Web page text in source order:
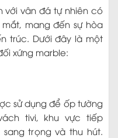
với vân đá tự nhiên có
mang đến sự hòa
trúc. Dưới đây là một
xứng marble:
sử dụng để ốp tường
tivi, khu vực tiếp
trọng và thu hút.